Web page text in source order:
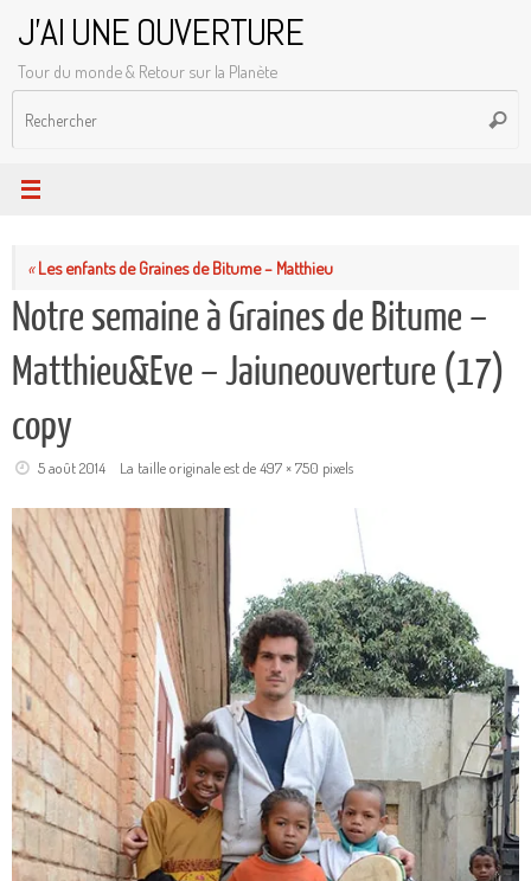
contenu
J'AI UNE OUVERTURE
Tour du monde & Retour sur la Planète
«Les enfants de Graines de Bitume – Matthieu
Notre semaine à Graines de Bitume –
Matthieu&Eve – Jaiuneouverture (17)
copy
5 août 2014 La taille originale est de497 × 750 pixels